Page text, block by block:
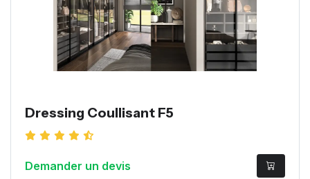
Dressing Coullisant F5
Demander un devis